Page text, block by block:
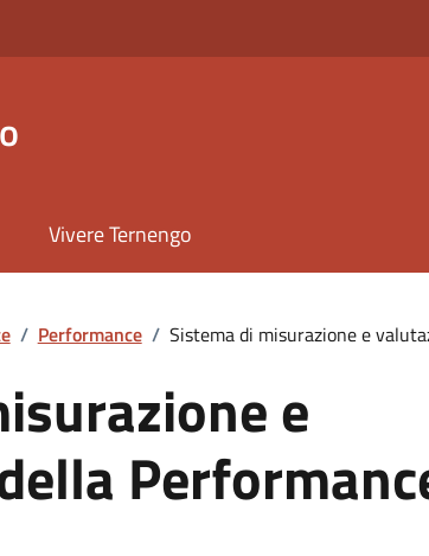
Vivere Ternengo
/ Performance / Sistema di misurazione e
e